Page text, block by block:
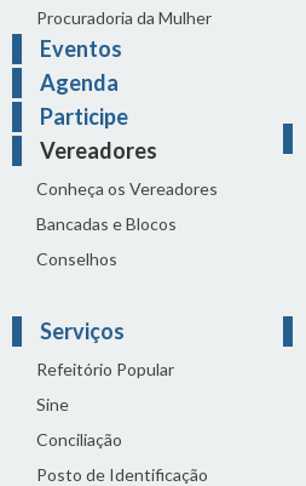
Procuradoria da Mulher
Eventos
Agenda
Participe
Vereadores
Conheça os Vereadores
Bancadas e Blocos
Conselhos
Serviços
Refeitório Popular
Sine
Conciliação
Posto de Identificação